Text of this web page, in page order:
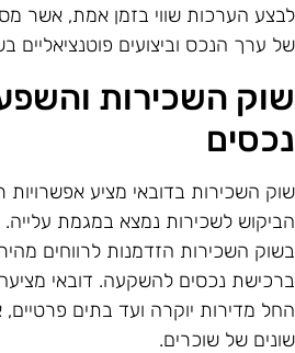
הערכות שווי בזמן אמת, אשר
ערך הנכס וביצועים פוטנציאליים
השכירות
השכירות בדובאי מציע אפשרויות
לשכירות נמצא במגמת עלייה.
השכירות הזדמנות לרווחים
נכסים להשקעה. דובאי מציעה
מדירות יוקרה ועד בתים
של שוכרים.